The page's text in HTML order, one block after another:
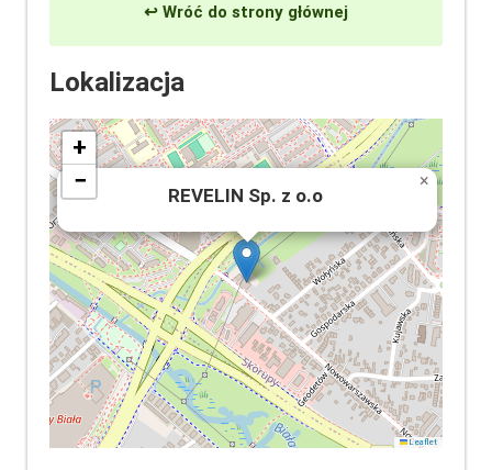
↩ Wróć do strony głównej
Lokalizacja
REVELIN Sp. z o.o
×
+
−
Leaflet